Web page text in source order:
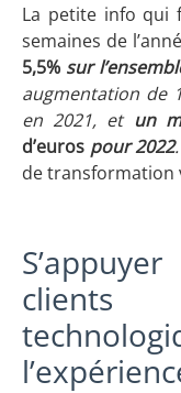
La petite info qui
semaines de
5,5% sur
augmentation de
en 2021, et un
d’euros pour 2022.
de transformation